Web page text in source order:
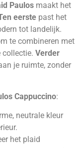
Paulos maakt het
eerste past het
tot landelijk.
te combineren met
collectie. Verder
je ruimte, zonder
Cappuccino:
neutrale kleur
het plaid